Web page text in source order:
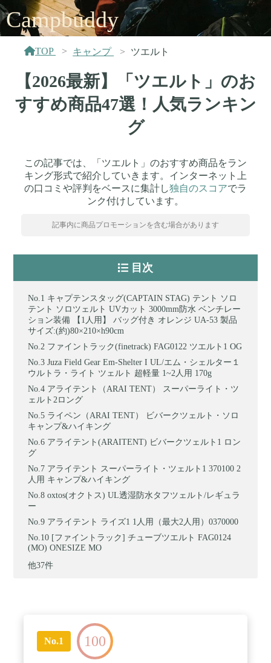
Campbuddy
TOP キャンプ ツエルト
【2026最新】「ツエルト」のお
すすめ商品47選！人気ランキン
グ
この記事では、「ツエルト」のおすすめ商品をラン
キング形式で紹介していきます。インターネット上
の口コミや評判をベースに集計し独自のスコアでラ
ンク付けしています。
記事内に商品プロモーションを含む場合があります
目次
キャプテンスタッグ(CAPTAIN STAG) テント ソロ
テント ソロツェルト UVカット 3000mm防水 ベンチレー
ション装備 【1人用】 バッグ付き オレンジ UA-53 製品
サイズ:(約)80×210×h90cm
ファイントラック(finetrack) FAG0122 ツエルト1 OG
Juza Field Gear Em-Shelter I UL/エム・シェルター１
ウルトラ・ライト ツェルト 超軽量 1~2人用 170g
アライテント（ARAI TENT） スーパーライト・ツ
ェルト2ロング
ライペン（ARAI TENT） ビバークツェルト・ソロ
キャンプ&ハイキング
アライテント(ARAITENT) ビバークツェルト1 ロン
グ
アライテント スーパーライト・ツェルト1 370100 2
人用 キャンプ&ハイキング
oxtos(オクトス) UL透湿防水タフツェルト/レギュラ
ー
アライテント ライズ1 1人用（最大2人用）0370000
[ファイントラック] チューブツエルト FAG0124
(MO) ONESIZE MO
他37件
No.1 100